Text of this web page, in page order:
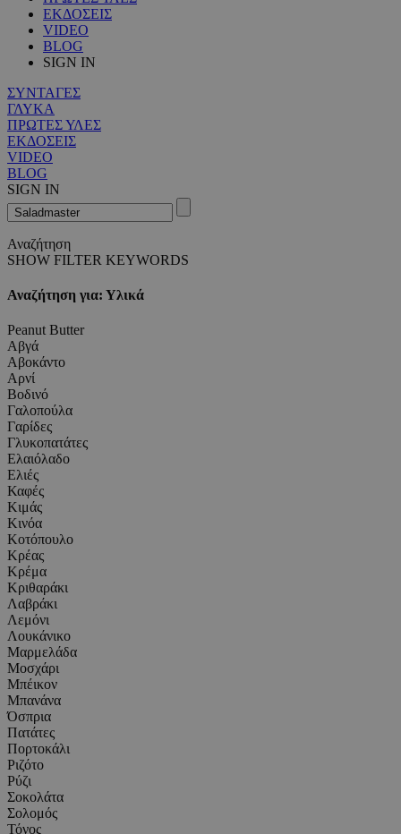
ΕΚΔΟΣΕΙΣ
VIDEO
BLOG
SIGN IN
ΣΥΝΤΑΓΕΣ
ΓΛΥΚΑ
ΠΡΩΤΕΣ ΥΛΕΣ
ΕΚΔΟΣΕΙΣ
VIDEO
BLOG
SIGN IN
Αναζήτηση
SHOW FILTER KEYWORDS
Αναζήτηση για: Υλικά
Peanut Butter
Αβγά
Αβοκάντο
Αρνί
Βοδινό
Γαλοπούλα
Γαρίδες
Γλυκοπατάτες
Ελαιόλαδο
Ελιές
Καφές
Κιμάς
Κινόα
Κοτόπουλο
Κρέας
Κρέμα
Κριθαράκι
Λαβράκι
Λεμόνι
Λουκάνικο
Μαρμελάδα
Μοσχάρι
Μπέικον
Μπανάνα
Όσπρια
Πατάτες
Πορτοκάλι
Ριζότο
Ρύζι
Σοκολάτα
Σολομός
Τόνος